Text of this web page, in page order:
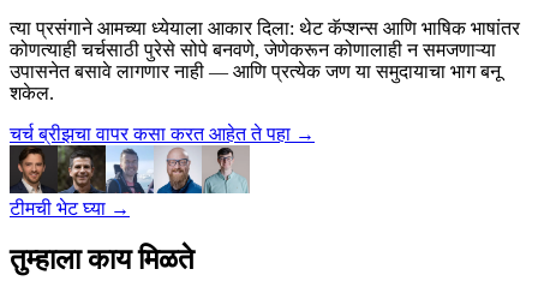
त्या प्रसंगाने आमच्या ध्येयाला आकार दिला: थेट कॅप्शन्स आणि भाषिक भाषांतर
कोणत्याही चर्चसाठी पुरेसे सोपे बनवणे, जेणेकरून कोणालाही न समजणाऱ्या
उपासनेत बसावे लागणार नाही — आणि प्रत्येक जण या समुदायाचा भाग बनू
शकेल.
चर्च ब्रीझचा वापर कसा करत आहेत ते पहा →
टीमची भेट घ्या →
तुम्हाला काय मिळते